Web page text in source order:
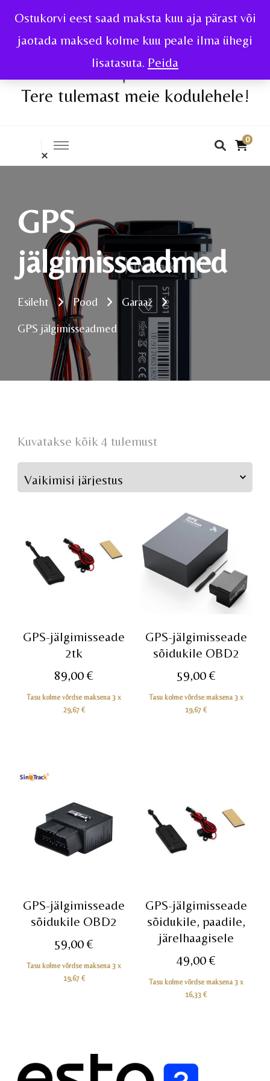
Ostukorvi eest saad maksta kuu aja pärast või
jaotada maksed kolme kuu peale ilma ühegi
lisatasuta. Peida
Tere tulemast meie kodulehele!
0
GPS
jälgimisseadmed
Esileht Pood Garaaž
GPS jälgimisseadmed
Kuvatakse kõik 4 tulemust
GPS-jälgimisseade
2tk
89,00€
Tasu kolme võrdse maksena 3 x
29,67 €
GPS-jälgimisseade
sõidukile OBD2
59,00 €
Tasu kolme võrdse maksena 3 x
19,67€
GPS-jälgimisseade
sõidukile OBD2
59,00€
Tasu kolme võrdse maksena 3 x
19,67 €
GPS-jälgimisseade
sõidukile, paadile,
järelhaagisele
49,00 €
Tasu kolme võrdse maksena 3 x
16,33€